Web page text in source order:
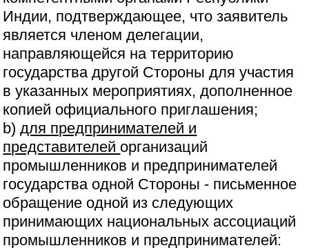
Индии, подтверждающее, что заявитель
является членом делегации,
направляющейся на территорию
государства другой Стороны для участия
в указанных мероприятиях, дополненное
копией официального приглашения;
b)для предпринимателей и
представителей организаций
промышленников и предпринимателей
государства одной Стороны - письменное
обращение одной из следующих
принимающих национальных ассоциаций
промышленников и предпринимателей: